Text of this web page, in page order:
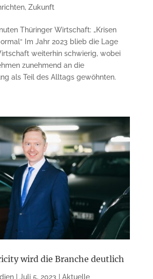
, Zukunft
Thüringer Wirtschaft: „Krisen
Im Jahr 2023 blieb die Lage
weiterhin schwierig, wobei
zunehmend an die
als Teil des Alltags gewöhnten.
wird die Branche deutlich
| Juli 5, 2023
Aktuelle